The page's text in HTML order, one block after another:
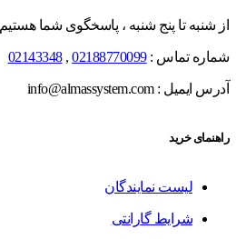
از شنبه تا پنج شنبه ، پاسخگوی شما هستیم
شماره تماس :02188770099
,
02143348
آدرس ایمیل : info@almassystem.com
راهنمای خرید
لیست نمایندگان
شرایط گارانتی